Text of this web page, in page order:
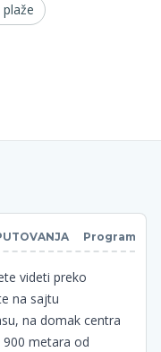
Program
videti preko
na sajtu
na domak centra
metara od